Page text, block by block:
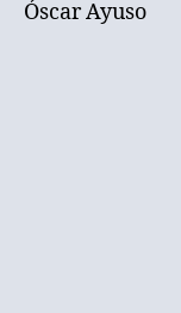
Óscar Ayuso